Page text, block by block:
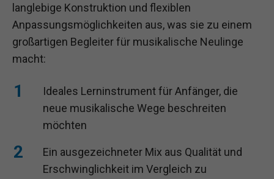
langlebige Konstruktion und flexiblen
Anpassungsmöglichkeiten aus, was sie zu einem
großartigen Begleiter für musikalische Neulinge
macht:
Ideales Lerninstrument für Anfänger, die
neue musikalische Wege beschreiten
möchten
Ein ausgezeichneter Mix aus Qualität und
Erschwinglichkeit im Vergleich zu